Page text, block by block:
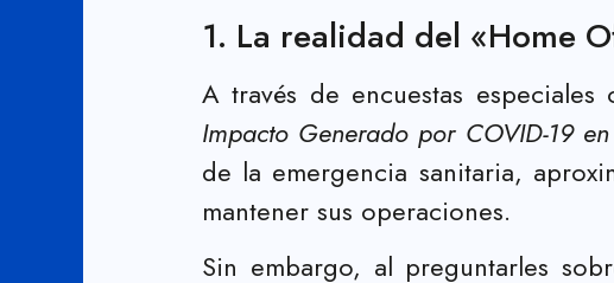
1. La realidad del «Home
A través de encuestas
Impacto Generado por COVID-19
de la emergencia sanitaria,
mantener sus operaciones.
Sin embargo, al preguntarles